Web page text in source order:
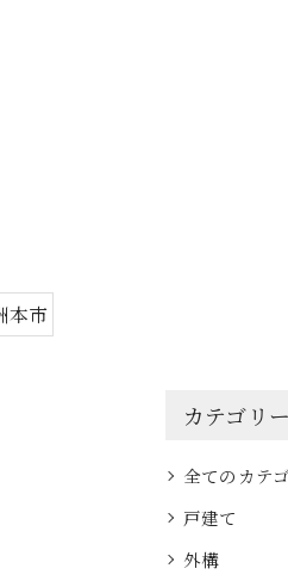
本市
カテゴリー
全てのカテ
戸建て
外構